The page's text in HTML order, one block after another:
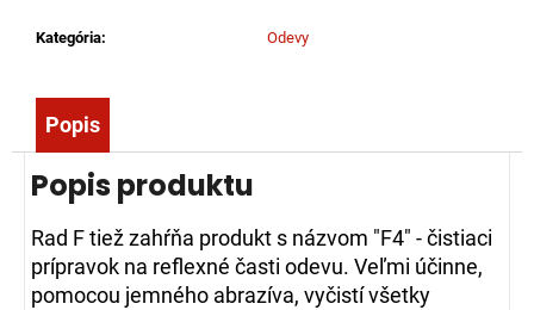
Kategória: Odevy
Popis
Popis produktu
Rad F tiež zahŕňa produkt s názvom "F4" - čistiaci
prípravok na reflexné časti odevu. Veľmi účinne,
pomocou jemného abrazíva, vyčistí všetky
e
KRAVATA
LOGOM
SR,
VYŠITÝM
17,10
€